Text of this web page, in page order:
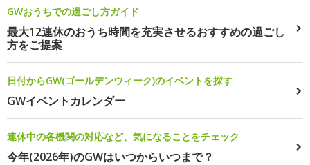
GWおうちでの過ごし方ガイド
最大12連休のおうち時間を充実させるおすすめの過ごし
方をご提案
日付からGW(ゴールデンウィーク)のイベントを探す
GWイベントカレンダー
連休中の各機関の対応など、気になることをチェック
今年(2026年)のGWはいつからいつまで？